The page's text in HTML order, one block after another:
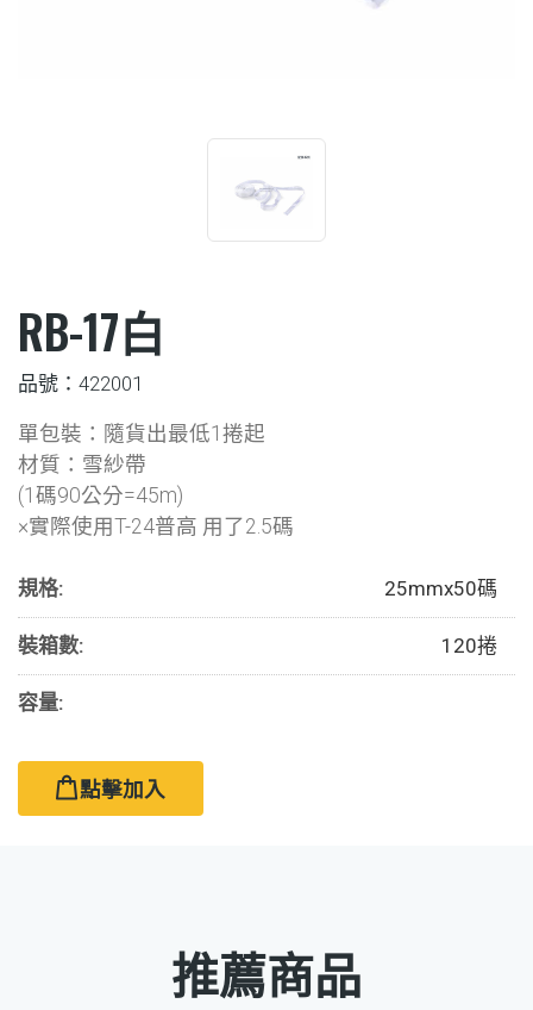
RB-17白
品號：422001
單包裝：隨貨出最低1捲起
材質：雪紗帶
(1碼90公分=45m)
×實際使用T-24普高 用了2.5碼
規格: 25mmx50碼
裝箱數: 120捲
容量:
點擊加入
推薦商品